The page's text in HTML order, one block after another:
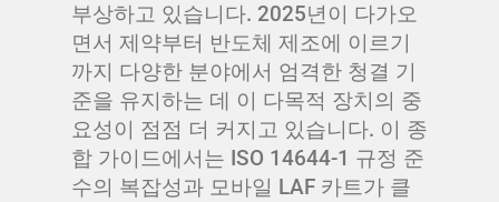
부상하고 있습니다. 2025년이 다가오
면서 제약부터 반도체 제조에 이르기
까지 다양한 분야에서 엄격한 청결 기
준을 유지하는 데 이 다목적 장치의 중
요성이 점점 더 커지고 있습니다. 이 종
합 가이드에서는 ISO 14644-1 규정 준
수의 복잡성과 모바일 LAF 카트가 클